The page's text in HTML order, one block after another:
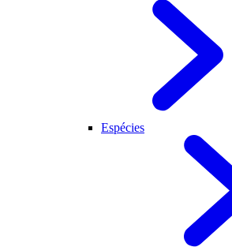
Espécies